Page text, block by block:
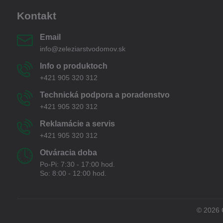
Kontakt
Email
info@zeleziarstvodomov.sk
Info o produktoch
+421 905 320 312
Technická podpora a poradenstvo
+421 905 320 312
Reklamácie a servis
+421 905 320 312
Otváracia doba
Po-Pi: 7:30 - 17:00 hod.
So: 8:00 - 12:00 hod.
© 2026